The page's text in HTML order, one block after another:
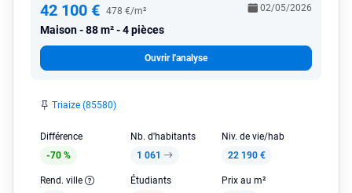
42 100 € 478 €/m²
Maison 88 m² - 4 pièces
02/05/2026
Ouvrir l'analyse
Triaize (85580)
Différence
-70 %
Nb. d'habitants
1 061
Niv. de vie/hab
22 190 €
Rend. ville
Étudiants
Prix au m²